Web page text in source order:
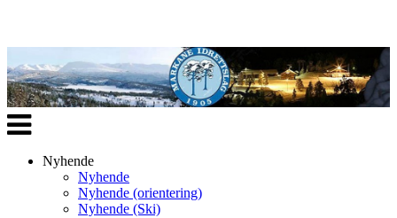
Veksle
navigasjon
Nyhende
Nyhende
Nyhende (orientering)
Nyhende (Ski)